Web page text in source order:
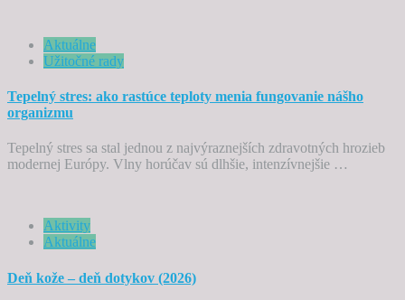
Aktuálne
Užitočné rady
Tepelný stres: ako rastúce teploty menia fungovanie nášho
organizmu
Tepelný stres sa stal jednou z najvýraznejších zdravotných hrozieb
modernej Európy. Vlny horúčav sú dlhšie, intenzívnejšie …
Aktivity
Aktuálne
Deň kože – deň dotykov (2026)